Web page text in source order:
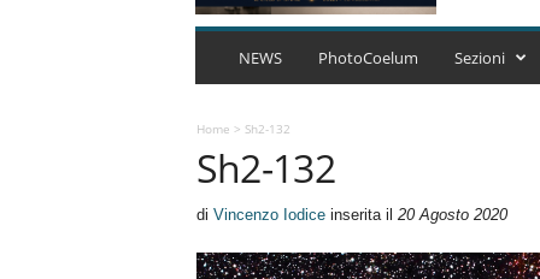
C
t
r
NEWS PhotoCoelum Sezioni
Home > Sh2-132
Sh2-132
di Vincenzo Iodiceinserita il 20 Agosto 2020